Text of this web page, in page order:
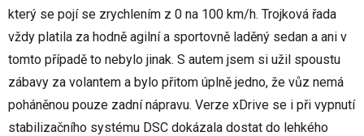
který se pojí se zrychlením z 0 na 100 km/h. Trojková řada
vždy platila za hodně agilní a sportovně laděný sedan a ani v
tomto případě to nebylo jinak. S autem jsem si užil spoustu
zábavy za volantem a bylo přitom úplně jedno, že vůz nemá
poháněnou pouze zadní nápravu. Verze xDrive se i při vypnutí
stabilizačního systému DSC dokázala dostat do lehkého